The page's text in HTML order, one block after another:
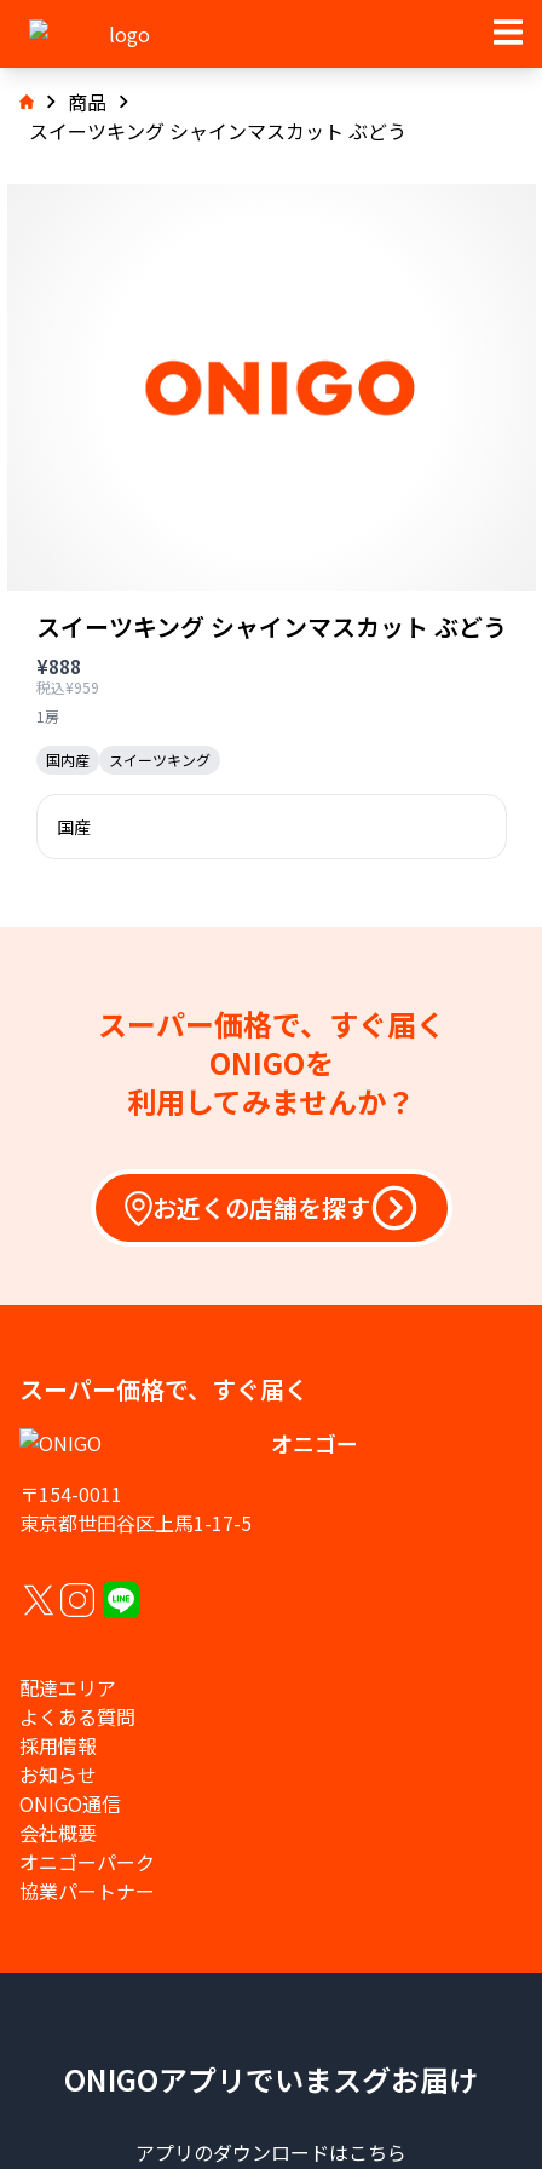
商品
スイーツキング シャインマスカット ぶどう
スイーツキング シャインマスカット ぶどう
¥888
税込¥959
1房
国内産 スイーツキング
国産
スーパー価格で、すぐ届く
ONIGOを
利用してみませんか？
お近くの店舗を探す
スーパー価格で、すぐ届く
オニゴー
〒154-0011
東京都世田谷区上馬1-17-5
配達エリア
よくある質問
採用情報
お知らせ
ONIGO通信
会社概要
オニゴーパーク
協業パートナー
ONIGOアプリでいまスグお届け
アプリのダウンロードはこちら